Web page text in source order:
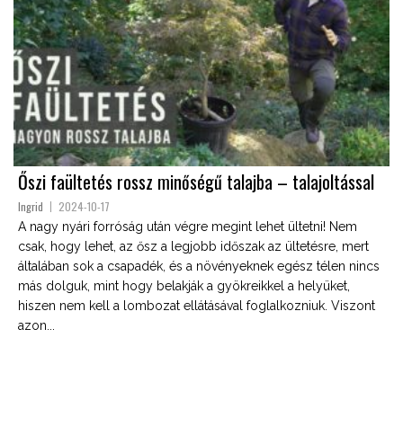
Őszi faültetés rossz minőségű talajba – talajoltással
Ingrid 2024-10-17
A nagy nyári forróság után végre megint lehet ültetni! Nem
csak, hogy lehet, az ősz a legjobb időszak az ültetésre, mert
általában sok a csapadék, és a növényeknek egész télen nincs
más dolguk, mint hogy belakják a gyökreikkel a helyüket,
hiszen nem kell a lombozat ellátásával foglalkozniuk. Viszont
azon...